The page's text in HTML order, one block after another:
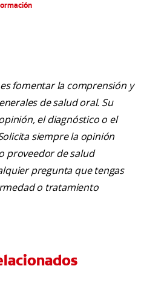
fomentar la comprensión y
de salud oral. Su
el diagnóstico o el
siempre la opinión
proveedor de salud
pregunta que tengas
o tratamiento